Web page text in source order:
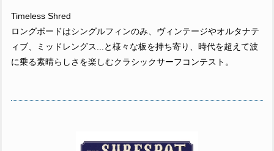
Timeless Shred
ロングボードはシングルフィンのみ、ヴィンテージやオルタナテ
ィブ、ミッドレングス...と様々な板を持ち寄り、時代を超えて波
に乗る素晴らしさを楽しむクラシックサーフコンテスト。